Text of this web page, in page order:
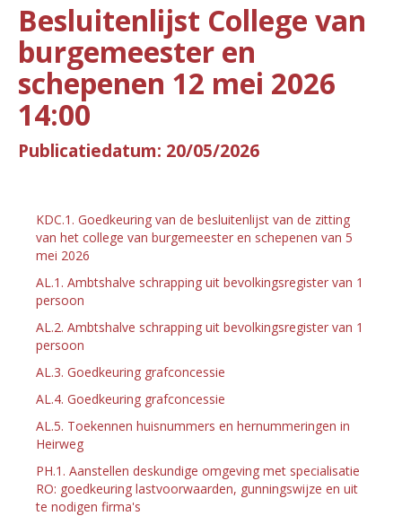
Besluitenlijst College van
burgemeester en
schepenen 12 mei 2026
14:00
Publicatiedatum: 20/05/2026
KDC.1. Goedkeuring van de besluitenlijst van de zitting
van het college van burgemeester en schepenen van 5
mei 2026
AL.1. Ambtshalve schrapping uit bevolkingsregister van 1
persoon
AL.2. Ambtshalve schrapping uit bevolkingsregister van 1
persoon
AL.3. Goedkeuring grafconcessie
AL.4. Goedkeuring grafconcessie
AL.5. Toekennen huisnummers en hernummeringen in
Heirweg
PH.1. Aanstellen deskundige omgeving met specialisatie
RO: goedkeuring lastvoorwaarden, gunningswijze en uit
te nodigen firma's